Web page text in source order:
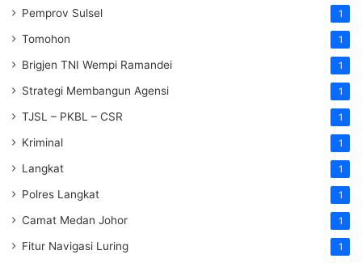
Pemprov Sulsel 1
Tomohon 1
Brigjen TNI Wempi Ramandei 1
Strategi Membangun Agensi 1
TJSL – PKBL – CSR 1
Kriminal 1
Langkat 1
Polres Langkat 1
Camat Medan Johor 1
Fitur Navigasi Luring 1